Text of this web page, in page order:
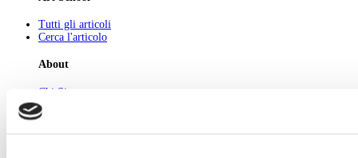
Tutti gli articoli
Cerca l'articolo
About
Chi Siamo
Pubblicità
Newsletter